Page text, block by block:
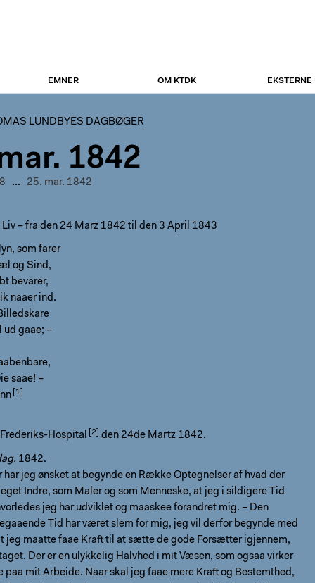
EMNER OM KTDK EKSTERNE
LUNDBYES DAGBØGER
1842
... 25. mar. 1842
Liv – fra den 24 Marz 1842 til den 3 April 1843
som farer
og Sind,
bevarer,
naaer ind.
ud gaae; –
saae! –
Frederiks-Hospital den 24de Martz 1842.
1842.
har jeg ønsket at begynde en Række Optegnelser af hvad der
Indre, som Maler og som Menneske, at jeg i sildigere Tid
jeg har udviklet og maaskee forandret mig. – Den
Tid har været slem for mig, jeg vil derfor begynde med
jeg maatte faae Kraft til at sætte de gode Forsætter igjennem,
Der er en ulykkelig Halvhed i mit Væsen, som ogsaa virker
mit Arbeide. Naar skal jeg faae mere Kraft og Bestemthed,